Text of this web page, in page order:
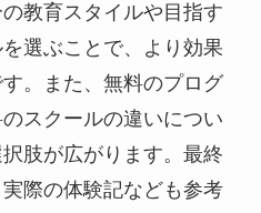
教育スタイルや目指す
選ぶことで、より効果
。また、無料のプログ
スクールの違いについ
肢が広がります。最終
際の体験記なども参考